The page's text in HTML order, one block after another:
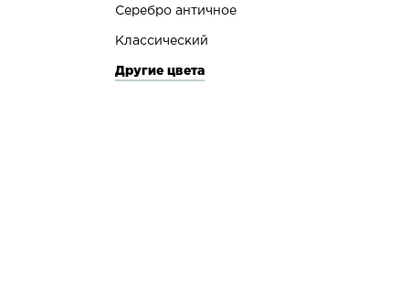
Серебро античное
Классический
Другие цвета